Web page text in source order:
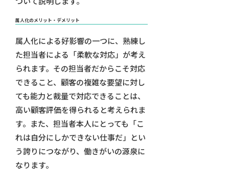
属人化のメリット・デメリット
属人化による好影響の一つに、熟練し
た担当者による「柔軟な対応」が考え
られます。その担当者だからこそ対応
できること、顧客の複雑な要望に対し
ても能力と裁量で対応できることは、
高い顧客評価を得られると考えられま
す。また、担当者本人にとっても「こ
れは自分にしかできない仕事だ」とい
う誇りにつながり、働きがいの源泉に
なります。